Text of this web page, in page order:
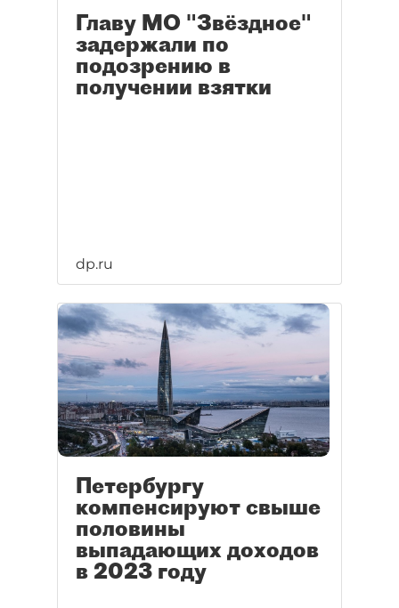
Главу МО "Звёздное"
задержали по
подозрению в
получении взятки
dp.ru
Петербургу
компенсируют свыше
половины
выпадающих доходов
в 2023 году